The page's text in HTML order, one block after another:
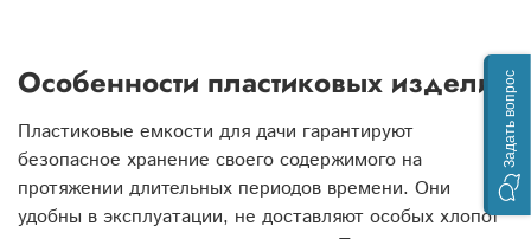
Особенности пластиковых изделий
Пластиковые емкости для дачи гарантируют
безопасное хранение своего содержимого на
протяжении длительных периодов времени. Они
удобны в эксплуатации, не доставляют особых хлопот
Задать вопрос